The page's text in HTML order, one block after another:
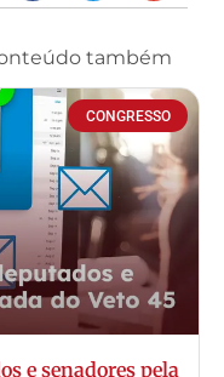
também
CONGRESSO
e senadores pela